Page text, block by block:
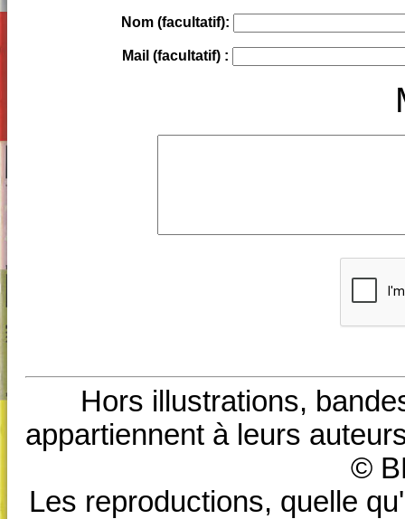
Nom (facultatif):
Mail (facultatif) :
Hors illustrations,
appartiennent à leurs
©
Les reproductions, quelle